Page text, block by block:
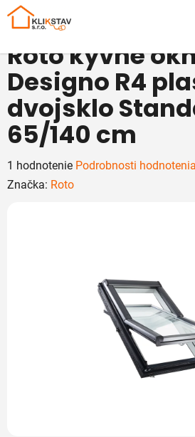
Prejsť
Roto kyvné
Designo R4
dvojsklo
65/140 cm
Priemerné
hodnotenie
1 hodnotenie Podrobnosti hodnotenia
Značka: Roto